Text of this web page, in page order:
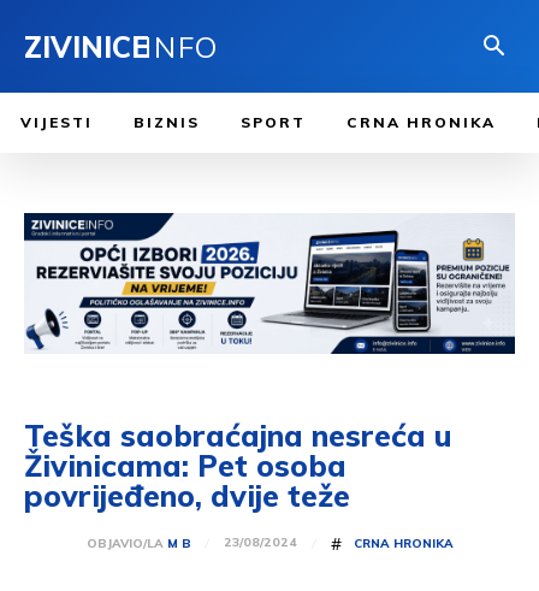
ZIVINICEINFO
VIJESTI BIZNIS SPORT CRNA HRONIKA
Teška saobraćajna nesreća u
Živinicama: Pet osoba
povrijeđeno, dvije teže
OBJAVIO/LA M B 23/08/2024 # CRNA HRONIKA